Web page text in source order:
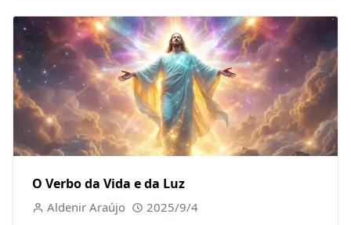
O Verbo da Vida e da Luz
Aldenir Araújo 2025/9/4